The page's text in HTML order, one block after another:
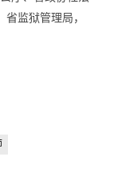
监狱管理局，